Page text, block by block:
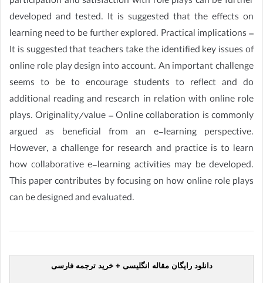
developed and tested. It is suggested that the effects on
learning need to be further explored. Practical implications –
It is suggested that teachers take the identified key issues of
online role play design into account. An important challenge
seems to be to encourage students to reflect and do
additional reading and research in relation with online role
plays. Originality/value – Online collaboration is commonly
argued as beneficial from an e-learning perspective.
However, a challenge for research and practice is to learn
how collaborative e-learning activities may be developed.
This paper contributes by focusing on how online role plays
can be designed and evaluated.
دانلود رایگان مقاله انگلیسی + خرید ترجمه فارسی